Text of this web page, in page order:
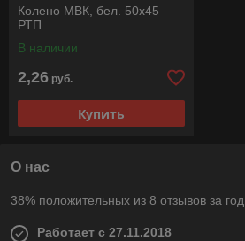
Колено МВК, бел. 50х45
РТП
В наличии
2,26 руб.
Купить
О нас
38% положительных из 8 отзывов за год
Работает с 27.11.2018